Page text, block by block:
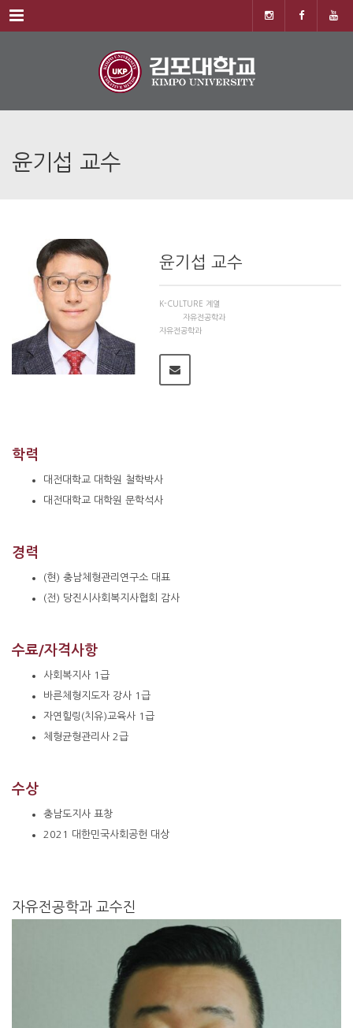
Menu
윤기섭 교수
윤기섭 교수
K-CULTURE 계열
자유전공학과
자유전공학과
학력
대전대학교 대학원 철학박사
대전대학교 대학원 문학석사
경력
(현) 충남체형관리연구소 대표
(전) 당진시사회복지사협회 감사
수료/자격사항
사회복지사 1급
바른체형지도자 강사 1급
자연힐링(치유)교육사 1급
체형균형관리사 2급
수상
충남도지사 표창
2021 대한민국사회공헌 대상
자유전공학과 교수진